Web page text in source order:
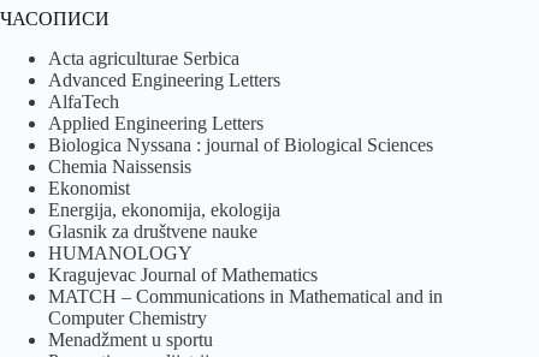
ЧАСОПИСИ
Acta agriculturae Serbica
Advanced Engineering Letters
AlfaTech
Applied Engineering Letters
Biologica Nyssana : journal of Biological Sciences
Chemia Naissensis
Ekonomist
Energija, ekonomija, ekologija
Glasnik za društvene nauke
HUMANOLOGY
Kragujevac Journal of Mathematics
MATCH – Communications in Mathematical and in
Computer Chemistry
Menadžment u sportu